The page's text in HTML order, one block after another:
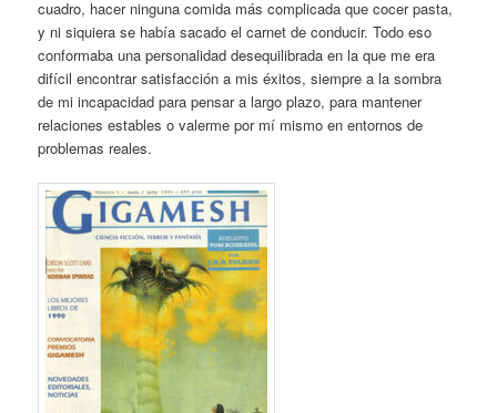
cuadro, hacer ninguna comida más complicada que cocer pasta,
y ni siquiera se había sacado el carnet de conducir. Todo eso
conformaba una personalidad desequilibrada en la que me era
difícil encontrar satisfacción a mis éxitos, siempre a la sombra
de mi incapacidad para pensar a largo plazo, para mantener
relaciones estables o valerme por mí mismo en entornos de
problemas reales.